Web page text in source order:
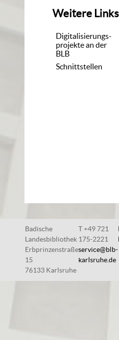
Weitere Links
Digitalisierungs-
projekte an der
BLB
Schnittstellen
Badische
Landesbibliothek
Erbprinzenstraße
15
76133 Karlsruhe
T +49 721
175-2221
service@blb-
karlsruhe.de